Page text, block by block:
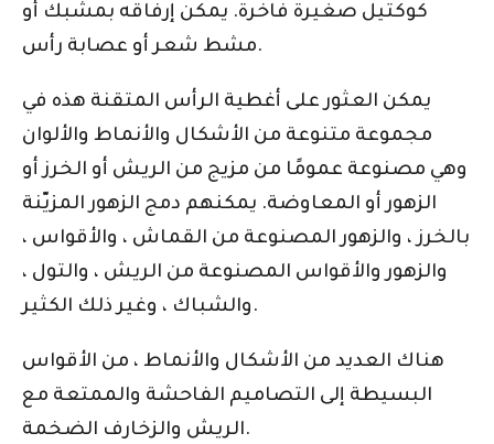
كوكتيل صغيرة فاخرة. يمكن إرفاقه بمشبك أو
مشط شعر أو عصابة رأس.
يمكن العثور على أغطية الرأس المتقنة هذه في
مجموعة متنوعة من الأشكال والأنماط والألوان
وهي مصنوعة عمومًا من مزيج من الريش أو الخرز أو
الزهور أو المعاوضة. يمكنهم دمج الزهور المزيّنة
بالخرز ، والزهور المصنوعة من القماش ، والأقواس ،
والزهور والأقواس المصنوعة من الريش ، والتول ،
والشباك ، وغير ذلك الكثير.
هناك العديد من الأشكال والأنماط ، من الأقواس
البسيطة إلى التصاميم الفاحشة والممتعة مع
الريش والزخارف الضخمة.